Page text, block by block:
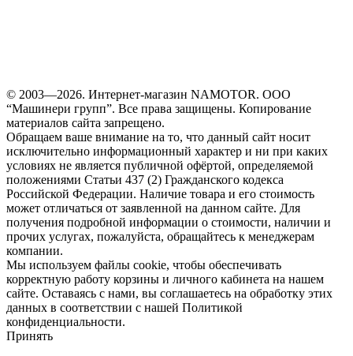
© 2003—2026. Интернет-магазин NAMOTOR. ООО
“Машинери групп”. Все права защищены. Копирование
материалов сайта запрещено.
Обращаем ваше внимание на то, что данный сайт носит
исключительно информационный характер и ни при каких
условиях не является публичной офёртой, определяемой
положениями Статьи 437 (2) Гражданского кодекса
Российской Федерации. Наличие товара и его стоимость
может отличаться от заявленной на данном сайте. Для
получения подробной информации о стоимости, наличии и
прочих услугах, пожалуйста, обращайтесь к менеджерам
компании.
Мы используем файлы cookie, чтобы обеспечивать
корректную работу корзины и личного кабинета на нашем
сайте. Оставаясь с нами, вы соглашаетесь на обработку этих
данных в соответствии с нашей Политикой
конфиденциальности.
Принять